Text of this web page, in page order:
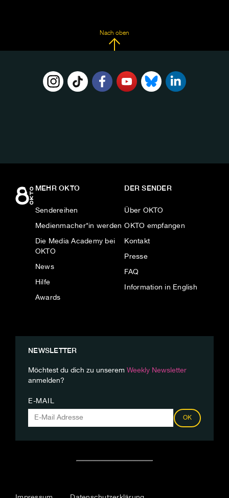
Nach oben
MEHR OKTO
Sendereihen
Medienmacher*in werden
Die Media Academy bei
OKTO
News
Hilfe
Awards
DER SENDER
Über OKTO
OKTO empfangen
Kontakt
Presse
FAQ
Information in English
NEWSLETTER
Möchtest du dich zu unserem Weekly Newsletter
anmelden?
E-MAIL
OK